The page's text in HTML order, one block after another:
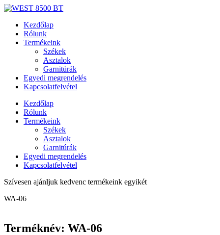
Ugrás
tartalomhoz
Kezdőlap
Rólunk
Termékeink
Székek
Asztalok
Garnitúrák
Egyedi megrendelés
Kapcsolatfelvétel
Kezdőlap
Rólunk
Termékeink
Székek
Asztalok
Garnitúrák
Egyedi megrendelés
Kapcsolatfelvétel
Szívesen ajánljuk kedvenc termékeink egyikét
WA-06
Terméknév: WA-06